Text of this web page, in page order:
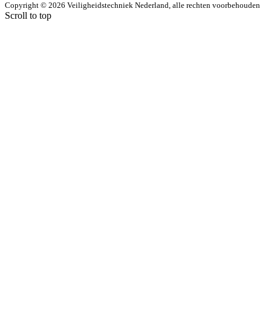
Copyright © 2026 Veiligheidstechniek Nederland, alle rechten voorbehouden
Scroll to top